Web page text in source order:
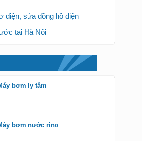
điện, sửa đồng hồ điện
tại Hà Nội
bơm ly tâm
bơm nước rino